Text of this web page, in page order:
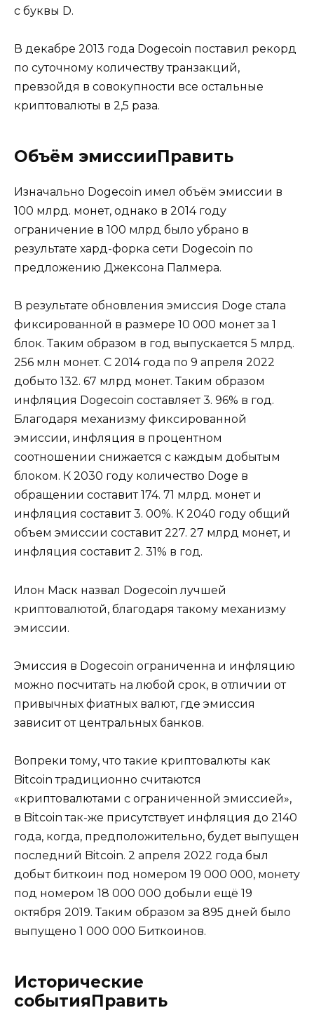
с буквы D.
В декабре 2013 года Dogecoin поставил рекорд
по суточному количеству транзакций,
превзойдя в совокупности все остальные
криптовалюты в 2,5 раза.
Объём эмиссииПравить
Изначально Dogecoin имел объём эмиссии в
100 млрд. монет, однако в 2014 году
ограничение в 100 млрд было убрано в
результате хард-форка сети Dogecoin по
предложению Джексона Палмера.
В результате обновления эмиссия Doge стала
фиксированной в размере 10 000 монет за 1
блок. Таким образом в год выпускается 5 млрд.
256 млн монет. С 2014 года по 9 апреля 2022
добыто 132. 67 млрд монет. Таким образом
инфляция Dogecoin составляет 3. 96% в год.
Благодаря механизму фиксированной
эмиссии, инфляция в процентном
соотношении снижается с каждым добытым
блоком. К 2030 году количество Doge в
обращении составит 174. 71 млрд. монет и
инфляция составит 3. 00%. К 2040 году общий
объем эмиссии составит 227. 27 млрд монет, и
инфляция составит 2. 31% в год.
Илон Маск назвал Dogecoin лучшей
криптовалютой, благодаря такому механизму
эмиссии.
Эмиссия в Dogecoin ограниченна и инфляцию
можно посчитать на любой срок, в отличии от
привычных фиатных валют, где эмиссия
зависит от центральных банков.
Вопреки тому, что такие криптовалюты как
Bitcoin традиционно считаются
«криптовалютами с ограниченной эмиссией»,
в Bitcoin так-же присутствует инфляция до 2140
года, когда, предположительно, будет выпущен
последний Bitcoin. 2 апреля 2022 года был
добыт биткоин под номером 19 000 000, монету
под номером 18 000 000 добыли ещё 19
октября 2019. Таким образом за 895 дней было
выпущено 1 000 000 Биткоинов.
Исторические
событияПравить